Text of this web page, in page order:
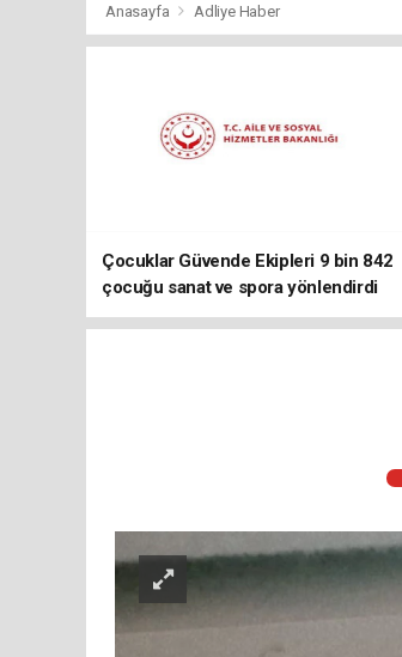
Anasayfa Adliye Haber
Çocuklar Güvende Ekipleri 9 bin 842
çocuğu sanat ve spora yönlendirdi